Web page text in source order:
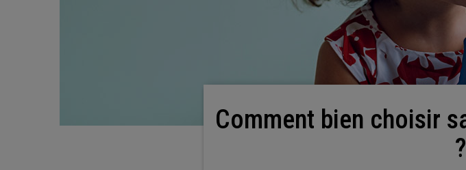
Comment bien choisir sa complémentaire santé
?